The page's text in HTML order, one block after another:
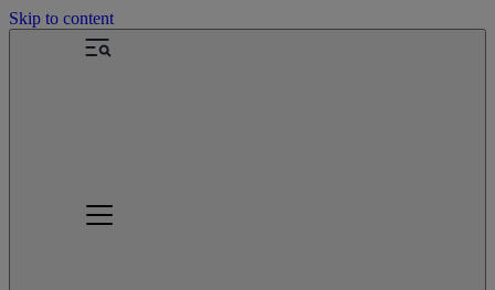
Skip to content